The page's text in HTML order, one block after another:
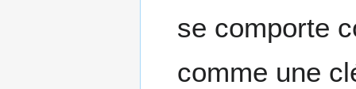
se comporte
comme une